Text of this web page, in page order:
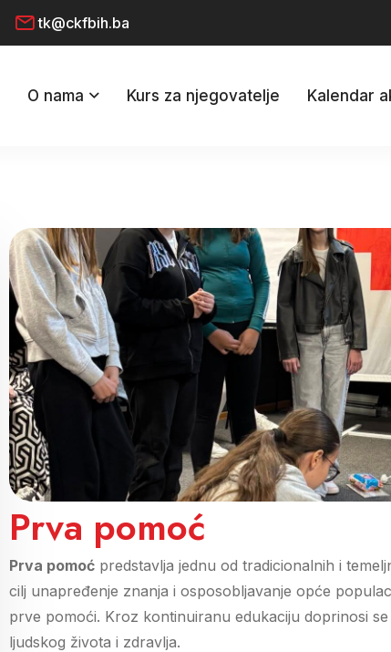
tk@ckfbih.ba
O nama Kurs za njegovatelje Kalendar
Prva pomoć
Prva pomoćpredstavlja jednu od tradicionalnih i
cilj unapređenje znanja i osposobljavanje opće
prve pomoći. Kroz kontinuiranu edukaciju doprinosi
ljudskog života i zdravlja.